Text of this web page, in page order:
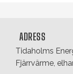
ADRESS
Tidaholms
Fjärrvärme,